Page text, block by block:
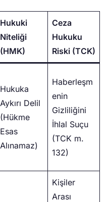
Hukuki
Niteliği
(HMK)
Ceza
Hukuku
Riski (TCK)
Hukuka
Aykırı Delil
(Hükme
Esas
Alınamaz)
Haberleşm
enin
Gizliliğini
İhlal Suçu
(TCK m.
132)
Kişiler
Arası